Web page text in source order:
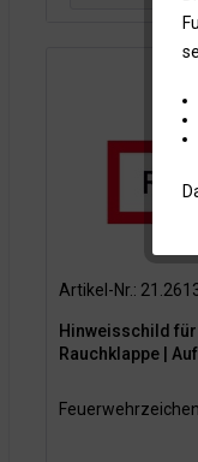
Artikel-Nr.:
Hinweisschild
Rauchklappe |